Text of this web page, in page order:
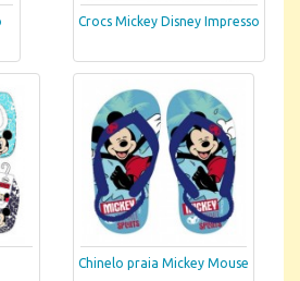
Crocs Mickey Disney Impresso
Chinelo praia Mickey Mouse